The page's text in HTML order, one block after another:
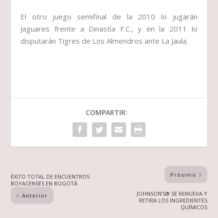
El otro juego semifinal de la 2010 lo jugarán
Jaguares frente a Dinastía F.C., y en la 2011 lo
disputarán Tigres de Los Almendros ante La Jaula.
COMPARTIR:
ÉXITO TOTAL DE ENCUENTROS
BOYACENSES EN BOGOTÁ
Anterior
Próximo
JOHNSON’S® SE RENUEVA Y
RETIRA LOS INGREDIENTES
QUÍMICOS